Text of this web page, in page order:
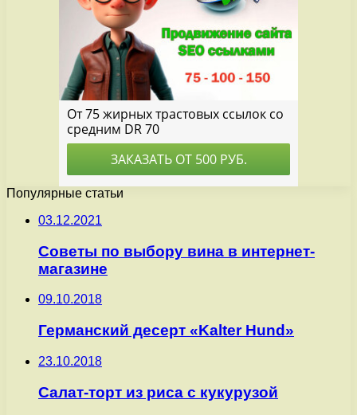
Популярные статьи
03.12.2021
Советы по выбору вина в интернет-
магазине
09.10.2018
Германский десерт «Kalter Hund»
23.10.2018
Салат-торт из риса с кукурузой